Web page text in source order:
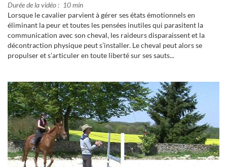
Durée de la vidéo
10 min
Lorsque le cavalier parvient à gérer ses états émotionnels en
éliminant la peur et toutes les pensées inutiles qui parasitent la
communication avec son cheval, les raideurs disparaissent et la
décontraction physique peut s’installer. Le cheval peut alors se
propulser et s’articuler en toute liberté sur ses sauts...